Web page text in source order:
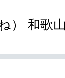
） 和歌